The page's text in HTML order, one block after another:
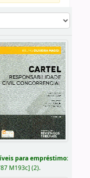
para empréstimo:
M193c] (2).